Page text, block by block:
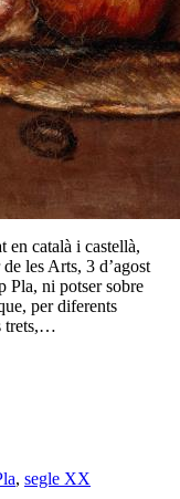
en català i castellà,
les Arts, 3 d’agost
Pla, ni potser sobre
per diferents
trets,…
, segle XX